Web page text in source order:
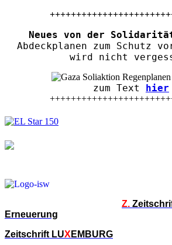
Neues von der
Abdeckplanen zum Schutz
wird nicht
zum Text hier
Z.
Erneuerung
Zeitschrift LUX EMBURG